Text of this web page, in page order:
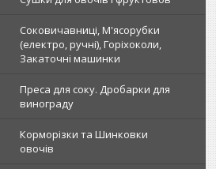
Соковичавниці, М'ясорубки
(електро, ручні), Горіхоколи,
Закаточні машинки
Преса для соку. Дробарки для
винограду
Корморізки та Шинковки
овочів